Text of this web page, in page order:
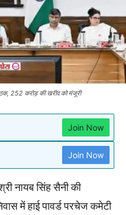
252 करोड़ की खरीद को मंजूरी
Join Now
Join Now
नायब सिंह सैनी की
में हाई पावर्ड परचेज कमेटी